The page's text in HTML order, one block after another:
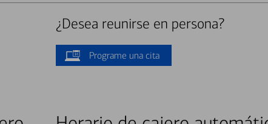
¿Desea reunirse en persona?
Programe una cita